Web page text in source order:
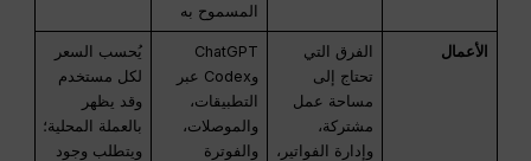
المسموح به
الأعمال
الفرق التي
تحتاج إلى
مساحة عمل
مشتركة،
وإدارة الفواتير،
ChatGPT
وCodex عبر
التطبيقات،
والموصلات،
والفوترة
يُحسب السعر
لكل مستخدم
وقد يظهر
بالعملة المحلية؛
ويتطلب وجود